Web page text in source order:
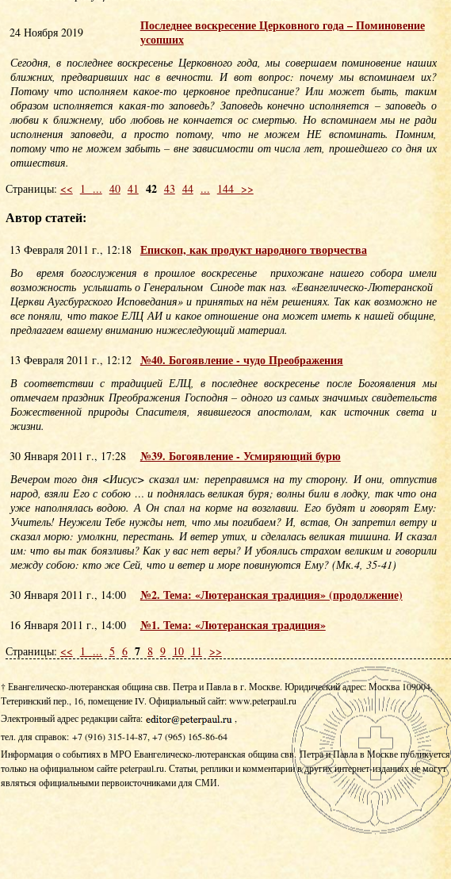
24 Ноября 2019
Последнее воскресение Церковного года – Поминовение
усопших
Сегодня, в последнее воскресенье Церковного года, мы совершаем поминовение наших
ближних, предваривших нас в вечности. И вот вопрос: почему мы вспоминаем их?
Потому что исполняем какое-то церковное предписание? Или может быть, таким
образом исполняется какая-то заповедь? Заповедь конечно исполняется – заповедь о
любви к ближнему, ибо любовь не кончается ос смертью. Но вспоминаем мы не ради
исполнения заповеди, а просто потому, что не можем НЕ вспоминать. Помним,
потому что не можем забыть – вне зависимости от числа лет, прошедшего со дня их
отшествия.
Страницы: << 1 ... 40 41 42 43 44 ... 144 >>
Автор статей:
13 Февраля 2011 г., 12:18 Епископ, как продукт народного творчества
Во время богослужения в прошлое воскресенье прихожане нашего собора имели
возможность услышать о Генеральном Синоде так наз. «Евангелическо-Лютеранской
Церкви Аугсбургского Исповедания» и принятых на нём решениях. Так как возможно не
все поняли, что такое ЕЛЦ АИ и какое отношение она может иметь к нашей общине,
предлагаем вашему вниманию нижеследующий материал.
13 Февраля 2011 г., 12:12 №40. Богоявление - чудо Преображения
В соответствии с традицией ЕЛЦ, в последнее воскресенье после Богоявления мы
отмечаем праздник Преображения Господня – одного из самых значимых свидетельств
Божественной природы Спасителя, явившегося апостолам, как источник света и
жизни.
30 Января 2011 г., 17:28
№39. Богоявление - Усмиряющий бурю
Вечером того дня <Иисус> сказал им: переправимся на ту сторону. И они, отпустив
народ, взяли Его с собою … и поднялась великая буря; волны били в лодку, так что она
уже наполнялась водою. А Он спал на корме на возглавии. Его будят и говорят Ему:
Учитель! Неужели Тебе нужды нет, что мы погибаем? И, встав, Он запретил ветру и
сказал морю: умолкни, перестань. И ветер утих, и сделалась великая тишина. И сказал
им: что вы так боязливы? Как у вас нет веры? И убоялись страхом великим и говорили
между собою: кто же Сей, что и ветер и море повинуются Ему? (Мк.4, 35-41)
30 Января 2011 г., 14:00
№2. Тема: «Лютеранская традиция» (продолжение)
16 Января 2011 г., 14:00 №1. Тема: «Лютеранская традиция»
Страницы: << 1 ... 5 6 7 8 9 10 11 >>
† Евангелическо-лютеранская община свв. Петра и Павла в г. Москве. Юридический адрес: Москва 109004,
Тетеринский пер., 16, помещение IV. Официальный сайт: www.peterpaul.ru
Электронный адрес редакции сайта:
,
тел. для справок: +7 (916) 315-14-87, +7 (965) 165-86-64
Информация о событиях в МРО Евангелическо-лютеранская община свв. Петра и Павла в Москве публикуется
только на официальном сайте peterpaul.ru. Статьи, реплики и комментарии в других интернет-изданиях не могут
являться официальными первоисточниками для СМИ.